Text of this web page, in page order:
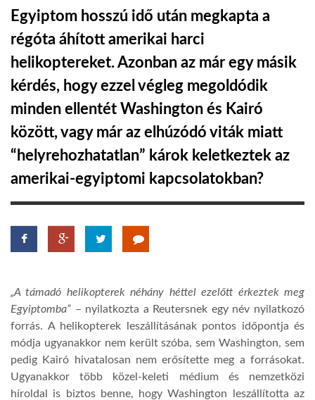
LINKTR.EE
GLOBOZSARU
DOBRAVERO.HU
LATIMO.HU
GLOBOBOOK
Egyiptom hosszú idő után megkapta a
régóta áhított amerikai harci
helikoptereket. Azonban az már egy másik
kérdés, hogy ezzel végleg megoldódik
minden ellentét Washington és Kairó
között, vagy már az elhúzódó viták miatt
“helyrehozhatatlan” károk keletkeztek az
amerikai-egyiptomi kapcsolatokban?
„A támadó helikopterek néhány héttel ezelőtt érkeztek meg
Egyiptomba” – nyilatkozta a Reutersnek egy név nyilatkozó
forrás. A helikopterek leszállításának pontos időpontja és
módja ugyanakkor nem került szóba, sem Washington, sem
pedig Kairó hivatalosan nem erősítette meg a forrásokat.
Ugyanakkor több közel-keleti médium és nemzetközi
híroldal is biztos benne, hogy Washington leszállította az